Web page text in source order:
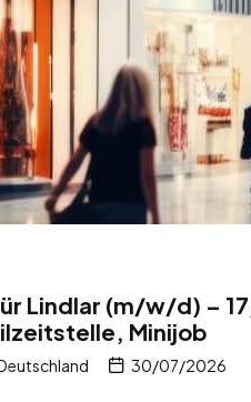
Lindlar (m/w/d) –
Minijob
30/07/2026